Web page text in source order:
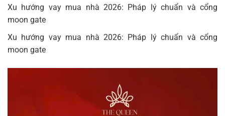
Xu hướng vay mua nhà 2026: Pháp lý chuẩn và cổng
moon gate
Xu hướng vay mua nhà 2026: Pháp lý chuẩn và cổng
moon gate